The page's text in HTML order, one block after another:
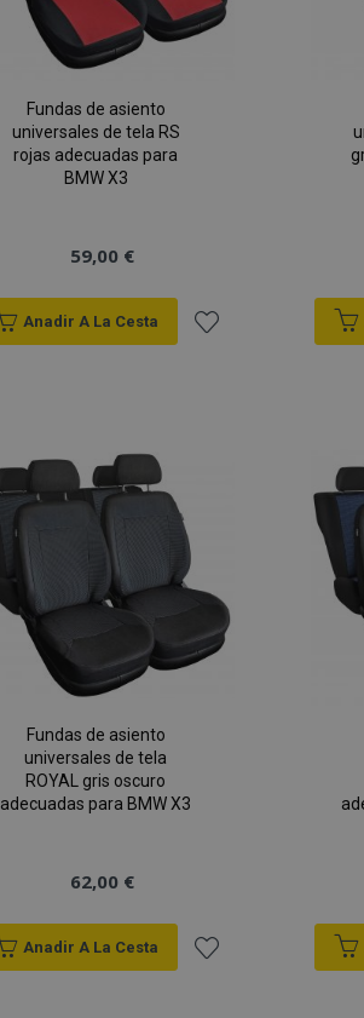
Fundas de asiento
universales de tela RS
rojas adecuadas para
BMW X3
59,00 €
Anadir A La Cesta
Deseos
Fundas de asiento
universales de tela
ROYAL gris oscuro
adecuadas para BMW X3
62,00 €
Anadir A La Cesta